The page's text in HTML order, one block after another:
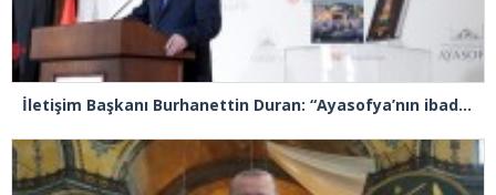
İletişim Başkanı Burhanettin Duran: “Ayasofya’nın ibadete açılması adeta bir Kızılelma’ydı”